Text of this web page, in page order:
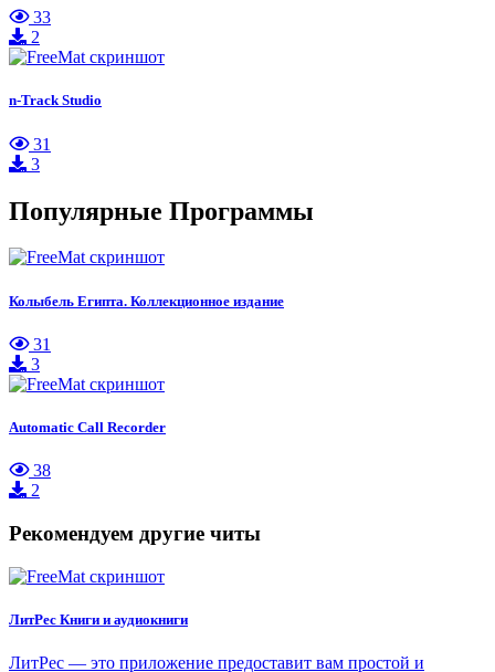
33
2
n-Track Studio
31
3
Популярные Программы
Колыбель Египта. Коллекционное издание
31
3
Automatic Call Recorder
38
2
Рекомендуем другие читы
ЛитРес Книги и аудиокниги
ЛитРес — это приложение предоставит вам простой и